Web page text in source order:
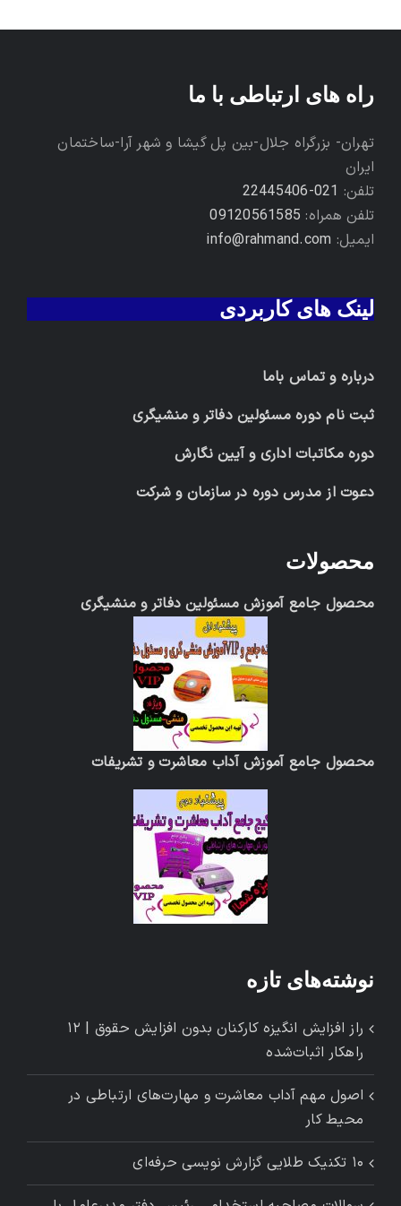
راه های ارتباطی با ما
تهران- بزرگراه جلال-بین پل گیشا و شهر آرا-ساختمان
ایران
تلفن: 021-22445406
تلفن همراه: 09120561585
ایمیل: info@rahmand.com
لینک های کاربردی
درباره و تماس باما
ثبت نام دوره مسئولین دفاتر و منشیگری
دوره مکاتبات اداری و آیین نگارش
دعوت از مدرس دوره در سازمان و شرکت
محصولات
محصول جامع آموزش مسئولین دفاتر و منشیگری
محصول جامع آموزش آداب معاشرت و تشریفات
نوشته‌های تازه
راز افزایش انگیزه کارکنان بدون افزایش حقوق | ۱۲
راهکار اثبات‌شده
اصول مهم آداب معاشرت و مهارت‌های ارتباطی در
محیط کار
۱۰ تکنیک طلایی گزارش ‌نویسی حرفه‌ای